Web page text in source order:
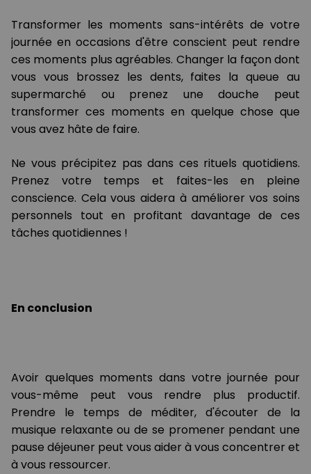
Transformer les moments sans-intérêts de votre
journée en occasions d'être conscient peut rendre
ces moments plus agréables. Changer la façon dont
vous vous brossez les dents, faites la queue au
supermarché ou prenez une douche peut
transformer ces moments en quelque chose que
vous avez hâte de faire.
Ne vous précipitez pas dans ces rituels quotidiens.
Prenez votre temps et faites-les en pleine
conscience. Cela vous aidera à améliorer vos soins
personnels tout en profitant davantage de ces
tâches quotidiennes !
En conclusion
Avoir quelques moments dans votre journée pour
vous-même peut vous rendre plus productif.
Prendre le temps de méditer, d'écouter de la
musique relaxante ou de se promener pendant une
pause déjeuner peut vous aider à vous concentrer et
à vous ressourcer.